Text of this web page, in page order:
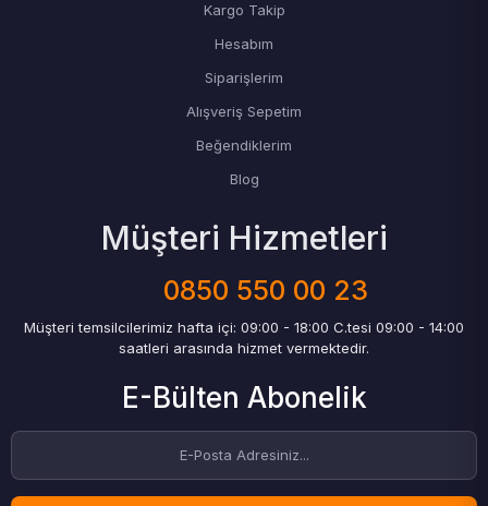
Kargo Takip
Hesabım
Siparişlerim
Alışveriş Sepetim
Beğendiklerim
Blog
Müşteri Hizmetleri
0850 550 00 23
Müşteri temsilcilerimiz hafta içi: 09:00 - 18:00 C.tesi 09:00 - 14:00
saatleri arasında hizmet vermektedir.
E-Bülten Abonelik